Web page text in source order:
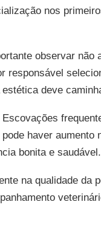
nos
observar
responsável
deve
haver
bonita e saudável.
na qualidade da